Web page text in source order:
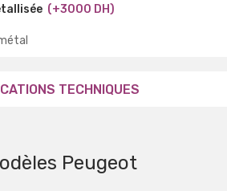
(+3000 DH)
TECHNIQUES
Peugeot